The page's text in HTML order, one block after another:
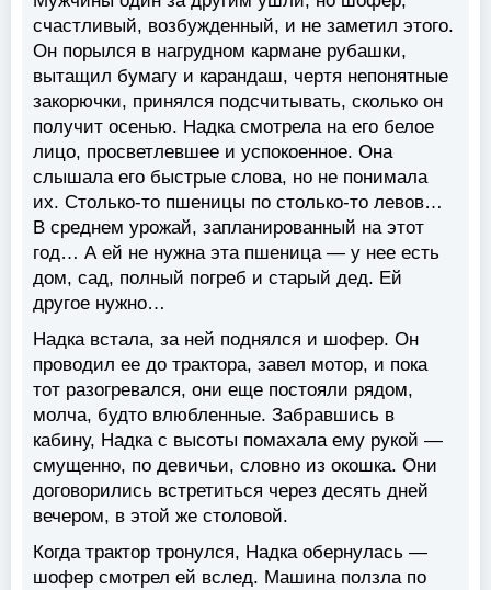
счастливый, возбужденный, и не заметил этого.
Он порылся в нагрудном кармане рубашки,
вытащил бумагу и карандаш, чертя непонятные
закорючки, принялся подсчитывать, сколько он
получит осенью. Надка смотрела на его белое
лицо, просветлевшее и успокоенное. Она
слышала его быстрые слова, но не понимала
их. Столько-то пшеницы по столько-то левов…
В среднем урожай, запланированный на этот
год… А ей не нужна эта пшеница — у нее есть
дом, сад, полный погреб и старый дед. Ей
другое нужно…
Надка встала, за ней поднялся и шофер. Он
проводил ее до трактора, завел мотор, и пока
тот разогревался, они еще постояли рядом,
молча, будто влюбленные. Забравшись в
кабину, Надка с высоты помахала ему рукой —
смущенно, по девичьи, словно из окошка. Они
договорились встретиться через десять дней
вечером, в этой же столовой.
Когда трактор тронулся, Надка обернулась —
шофер смотрел ей вслед. Машина ползла по